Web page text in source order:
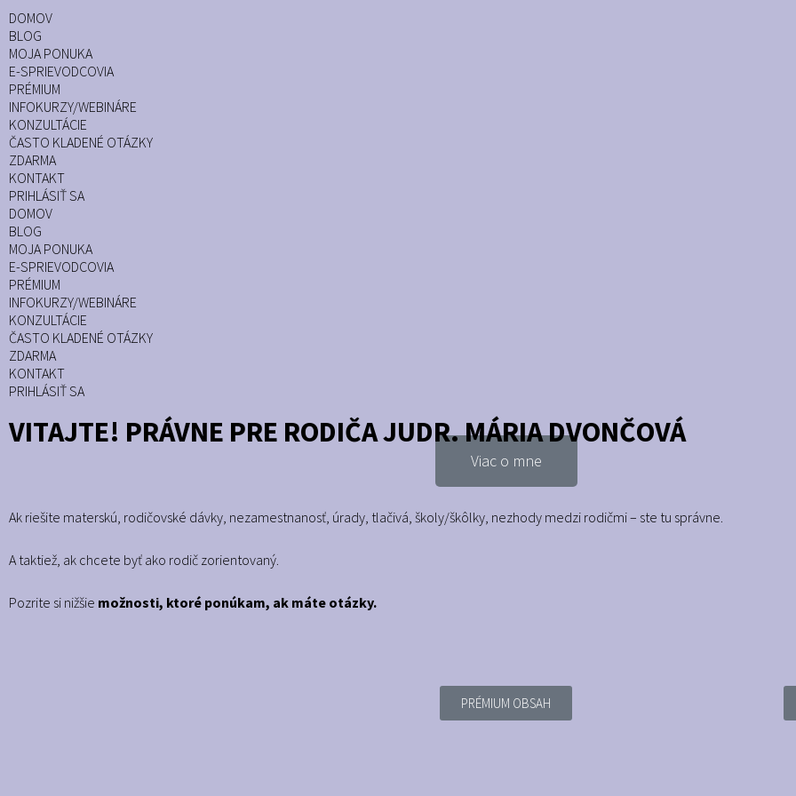
DOMOV
BLOG
MOJA PONUKA
E-SPRIEVODCOVIA
PRÉMIUM
INFOKURZY/WEBINÁRE
KONZULTÁCIE
ČASTO KLADENÉ OTÁZKY
ZDARMA
KONTAKT
PRIHLÁSIŤ SA
DOMOV
BLOG
MOJA PONUKA
E-SPRIEVODCOVIA
PRÉMIUM
INFOKURZY/WEBINÁRE
KONZULTÁCIE
ČASTO KLADENÉ OTÁZKY
ZDARMA
KONTAKT
PRIHLÁSIŤ SA
VITAJTE! PRÁVNE PRE RODIČA JUDR. MÁRIA DVONČOVÁ
Viac o mne
Ak riešite materskú, rodičovské dávky, nezamestnanosť, úrady, tlačivá, školy/škôlky, nezhody medzi rodičmi – ste tu správne.
A taktiež, ak chcete byť ako rodič zorientovaný.
Pozrite si nižšie možnosti, ktoré ponúkam, ak máte otázky.
PRÉMIUM OBSAH